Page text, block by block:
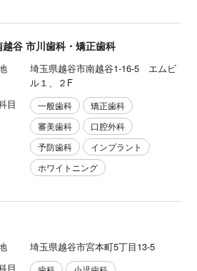
谷 市川歯科・矯正歯科
埼玉県越谷市南越谷1-16-5 エムビ
ル１、２F
目
一般歯科
矯正歯科
審美歯科
口腔外科
予防歯科
インプラント
ホワイトニング
埼玉県越谷市宮本町5丁目13-5
目